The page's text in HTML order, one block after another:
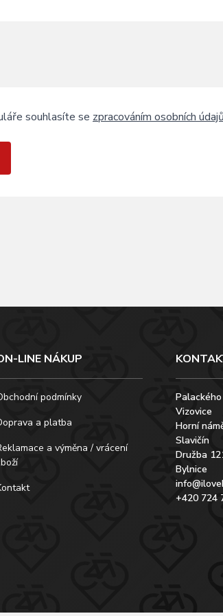
souhlasíte se zpracováním osobních
LINE NÁKUP
podmínky
a platba
a výměna / vrácení
Vizovice
Horní
Slavičín
Družba
Bylnice
+420 724